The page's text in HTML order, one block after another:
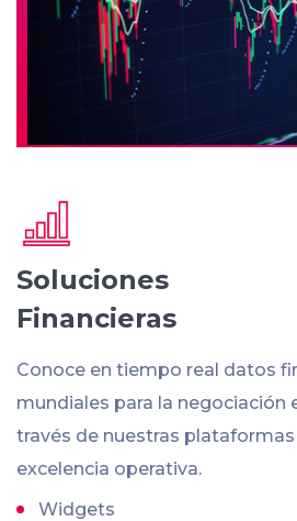
Soluciones
Financieras
Conoce en tiempo real datos
mundiales para la negociación
través de nuestras plataformas
excelencia operativa.
Widgets